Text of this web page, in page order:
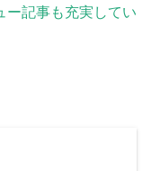
ー記事も充実してい